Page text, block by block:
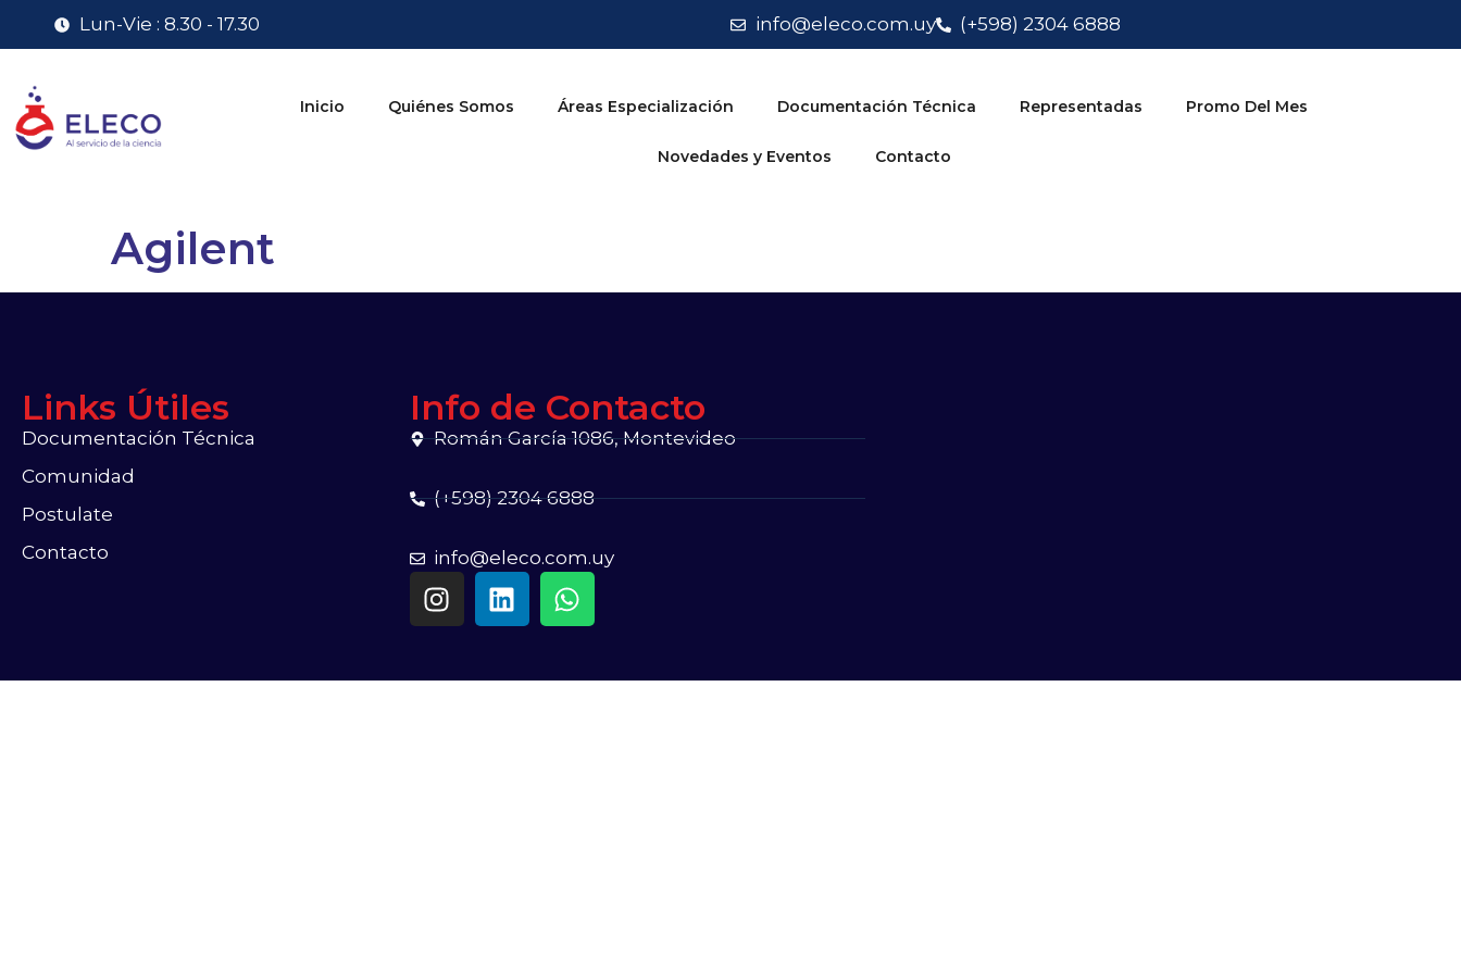
Lun-Vie : 8.30 - 17.30 info@eleco.com.uy (+598) 2304 6888
Inicio Quiénes Somos Áreas Especialización Documentación Técnica Representadas Promo Del Mes
Novedades y Eventos Contacto
Agilent
Links Útiles
Documentación Técnica
Comunidad
Postulate
Contacto
Info de Contacto
Román García 1086, Montevideo
(+598) 2304 6888
info@eleco.com.uy